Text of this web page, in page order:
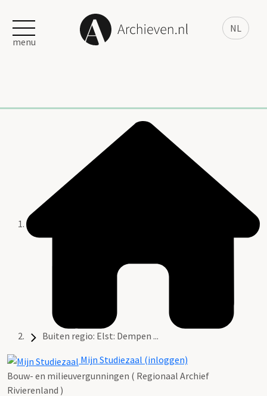
NL
menu
Buiten regio: Elst: Dempen ...
Mijn Studiezaal (inloggen)
Bouw- en milieuvergunningen ( Regionaal Archief
Rivierenland )